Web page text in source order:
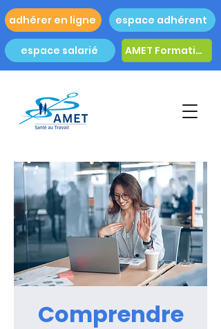
adhérer en ligne espace adhérent
espace salarié AMET Formation
Comprendre